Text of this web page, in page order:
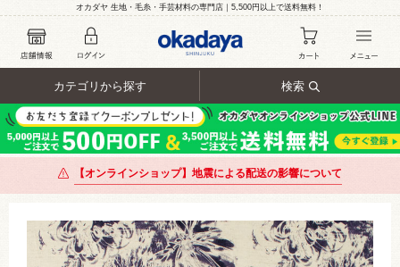
オカダヤ 生地・毛糸・手芸材料の専門店｜5,500円以上で送料無料！
カテゴリから探す 検索
【オンラインショップ】地震による配送の影響について